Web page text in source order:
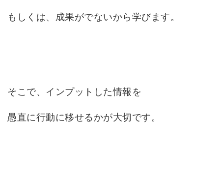
もしくは、成果がでないから学びます。
そこで、インプットした情報を
愚直に行動に移せるかが大切です。